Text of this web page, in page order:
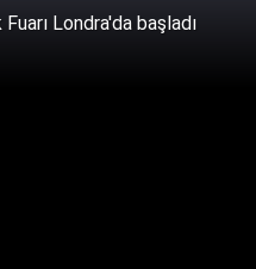
Londra'da başladı